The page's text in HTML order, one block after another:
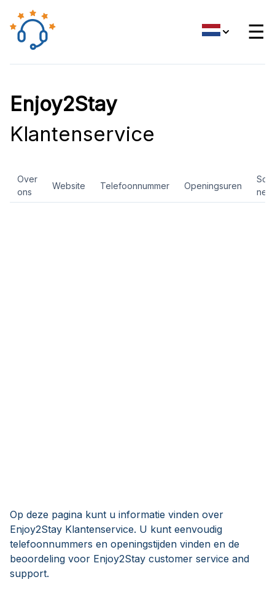
☰
Enjoy2Stay
Klantenservice
Over
ons
Website Telefoonnummer Openingsuren
Op deze pagina kunt u informatie vinden over
Enjoy2Stay Klantenservice. U kunt eenvoudig
telefoonnummers en openingstijden vinden en de
beoordeling voor Enjoy2Stay customer service and
support.